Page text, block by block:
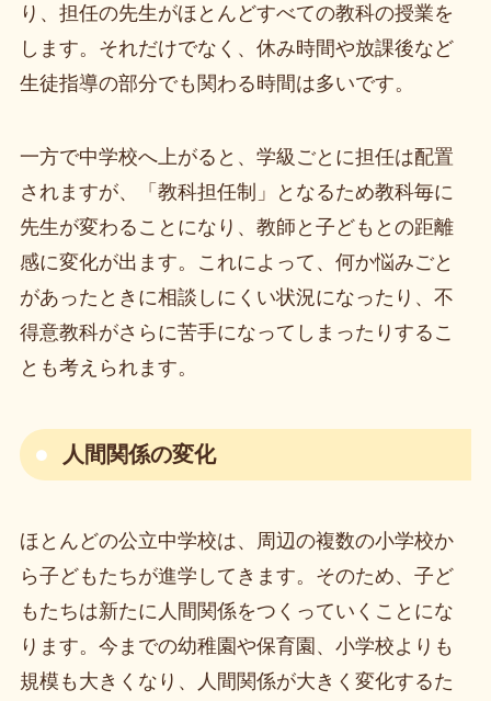
り、担任の先生がほとんどすべての教科の授業を
します。それだけでなく、休み時間や放課後など
生徒指導の部分でも関わる時間は多いです。
一方で中学校へ上がると、学級ごとに担任は配置
されますが、「教科担任制」となるため教科毎に
先生が変わることになり、教師と子どもとの距離
感に変化が出ます。これによって、何か悩みごと
があったときに相談しにくい状況になったり、不
得意教科がさらに苦手になってしまったりするこ
とも考えられます。
人間関係の変化
ほとんどの公立中学校は、周辺の複数の小学校か
ら子どもたちが進学してきます。そのため、子ど
もたちは新たに人間関係をつくっていくことにな
ります。今までの幼稚園や保育園、小学校よりも
規模も大きくなり、人間関係が大きく変化するた